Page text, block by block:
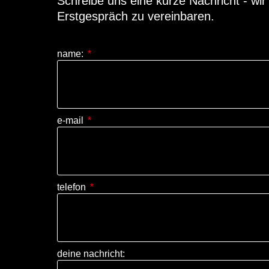
Erstgespräch zu vereinbaren.
name:
e-mail
telefon
deine nachricht: